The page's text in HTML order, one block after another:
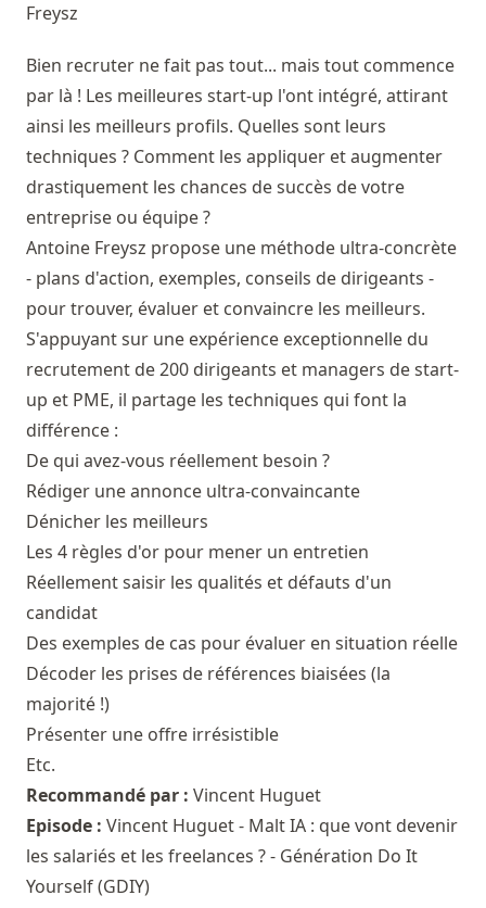
Freysz
Bien recruter ne fait pas tout... mais tout commence
par là ! Les meilleures start-up l'ont intégré, attirant
ainsi les meilleurs profils. Quelles sont leurs
techniques ? Comment les appliquer et augmenter
drastiquement les chances de succès de votre
entreprise ou équipe ?
Antoine Freysz propose une méthode ultra-concrète
- plans d'action, exemples, conseils de dirigeants -
pour trouver, évaluer et convaincre les meilleurs.
S'appuyant sur une expérience exceptionnelle du
recrutement de 200 dirigeants et managers de start-
up et PME, il partage les techniques qui font la
différence :
De qui avez-vous réellement besoin ?
Rédiger une annonce ultra-convaincante
Dénicher les meilleurs
Les 4 règles d'or pour mener un entretien
Réellement saisir les qualités et défauts d'un
candidat
Des exemples de cas pour évaluer en situation réelle
Décoder les prises de références biaisées (la
majorité !)
Présenter une offre irrésistible
Etc.
Recommandé par : Vincent Huguet
Episode : Vincent Huguet - Malt IA : que vont devenir
les salariés et les freelances ? - Génération Do It
Yourself (GDIY)